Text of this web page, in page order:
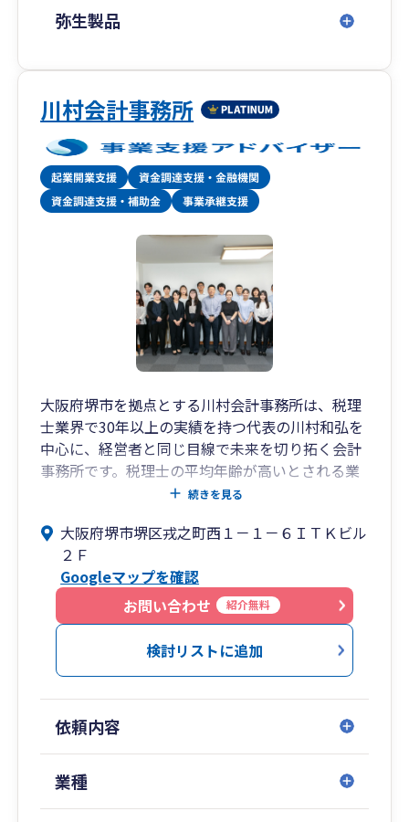
弥生製品
川村会計事務所
大阪府堺市を拠点とする川村会計事務所は、税理
士業界で30年以上の実績を持つ代表の川村和弘を
中心に、経営者と同じ目線で未来を切り拓く会計
事務所です。税理士の平均年齢が高いとされる業
界の中で、30代での開業以来、親しみやすさと柔
私たちは単なる税務申告の代行者ではなく、顧問
先の皆様が直面する経営課題に対し、常に「一歩
先」を行く提案ができる組織を目指しています 。
私たちが大切にしている3つの価値観
1. 徹底した「クイックレスポンス」と正確性
かりやすく、そして正確に対応することで、経営
のスピード感を損なわせません 。
続きを見る
大阪府堺市堺区戎之町西１－１－６ＩＴＫビル
２Ｆ
Googleマップを確認
お問い合わせ
紹介無料
検討リストに追加
依頼内容
業種